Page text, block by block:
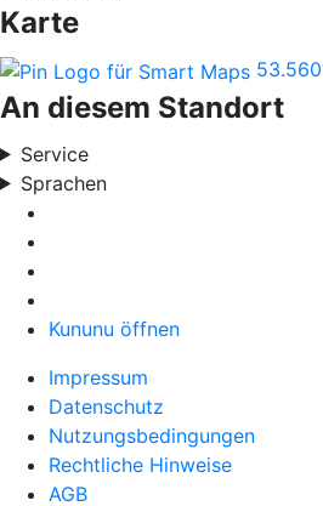
Karte
An diesem Standort
Service
Sprachen
Kununu öffnen
Impressum
Datenschutz
Nutzungsbedingungen
Rechtliche Hinweise
AGB